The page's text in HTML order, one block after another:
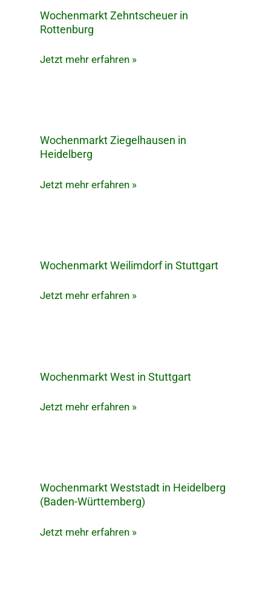
Wochenmarkt Zehntscheuer in
Rottenburg
Wochenmarkt
Zehntscheuer
Rottenburg
Jetzt mehr erfahren »
Wochenmarkt Ziegelhausen in
Heidelberg
Wochenmarkt
Ziegelhausen
Heidelberg
Jetzt mehr erfahren »
Wochenmarkt Weilimdorf in Stuttgart
Wochenmarkt
in
Jetzt mehr erfahren »
Wochenmarkt West in Stuttgart
Wochenmarkt
in
Jetzt mehr erfahren »
Wochenmarkt Weststadt in Heidelberg
(Baden-Württemberg)
Wochenmarkt
Weststadt
Heidelberg
Jetzt mehr erfahren »